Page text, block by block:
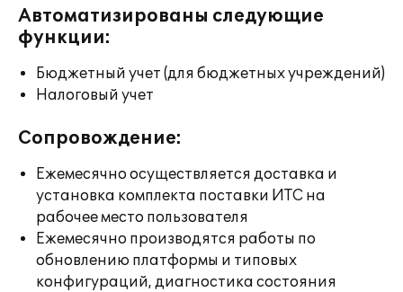
Автоматизированы следующие
функции:
Бюджетный учет (для бюджетных учреждений)
Налоговый учет
Сопровождение:
Ежемесячно осуществляется доставка и
установка комплекта поставки ИТС на
рабочее место пользователя
Ежемесячно производятся работы по
обновлению платформы и типовых
конфигураций, диагностика состояния